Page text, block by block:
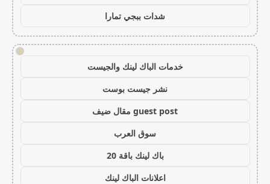
شدات ببجي تمارا
!
خدمات الباك لينك والجيست
نشر جيست بوست
guest post مقال ضيف
سوق العرب
باك لينك باقة 20
اعلانات الباك لينك